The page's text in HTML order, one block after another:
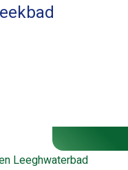
Leeghwaterbad